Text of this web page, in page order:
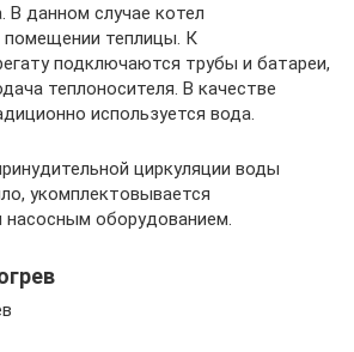
В данном случае котел
помещении теплицы. К
подключаются трубы и батареи,
теплоносителя. В качестве
используется вода.
циркуляции воды
укомплектовывается
оборудованием.